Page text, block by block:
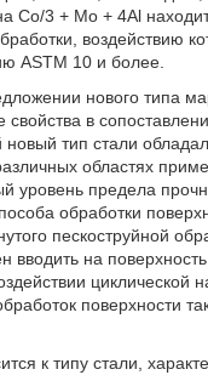
Co/3 + Mo + 4Al
воздействию
ASTM 10 и более.
нового типа
в
тип стали
областях
предела
обработки
пескоструйной
вводить на
поверхности
к типу стали,